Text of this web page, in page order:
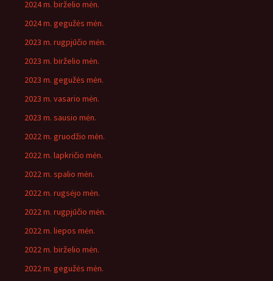
2024 m. birželio mėn.
2024 m. gegužės mėn.
2023 m. rugpjūčio mėn.
2023 m. birželio mėn.
2023 m. gegužės mėn.
2023 m. vasario mėn.
2023 m. sausio mėn.
2022 m. gruodžio mėn.
2022 m. lapkričio mėn.
2022 m. spalio mėn.
2022 m. rugsėjo mėn.
2022 m. rugpjūčio mėn.
2022 m. liepos mėn.
2022 m. birželio mėn.
2022 m. gegužės mėn.